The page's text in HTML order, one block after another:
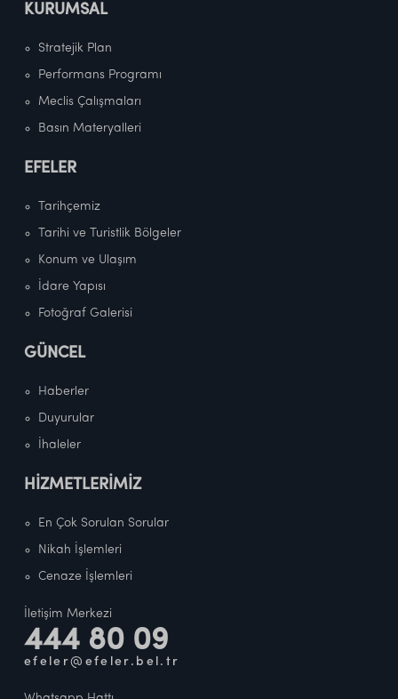
KURUMSAL
Stratejik Plan
Performans Programı
Meclis Çalışmaları
Basın Materyalleri
EFELER
Tarihçemiz
Tarihi ve Turistlik Bölgeler
Konum ve Ulaşım
İdare Yapısı
Fotoğraf Galerisi
GÜNCEL
Haberler
Duyurular
İhaleler
HİZMETLERİMİZ
En Çok Sorulan Sorular
Nikah İşlemleri
Cenaze İşlemleri
İletişim Merkezi
444 80 09
efeler@efeler.bel.tr